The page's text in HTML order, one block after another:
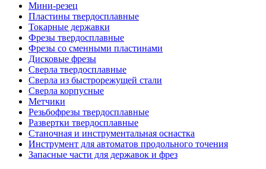
Мини-резец
Пластины твердосплавные
Токарные державки
Фрезы твердосплавные
Фрезы со сменными пластинами
Дисковые фрезы
Сверла твердосплавные
Сверла из быстрорежущей стали
Сверла корпусные
Метчики
Резьбофрезы твердосплавные
Развертки твердосплавные
Станочная и инструментальная оснастка
Инструмент для автоматов продольного точения
Запасные части для державок и фрез